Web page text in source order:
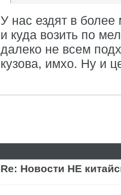
У нас ездят в более
и куда возить по
далеко не всем
кузова, имхо. Ну и
Re: Новости НЕ